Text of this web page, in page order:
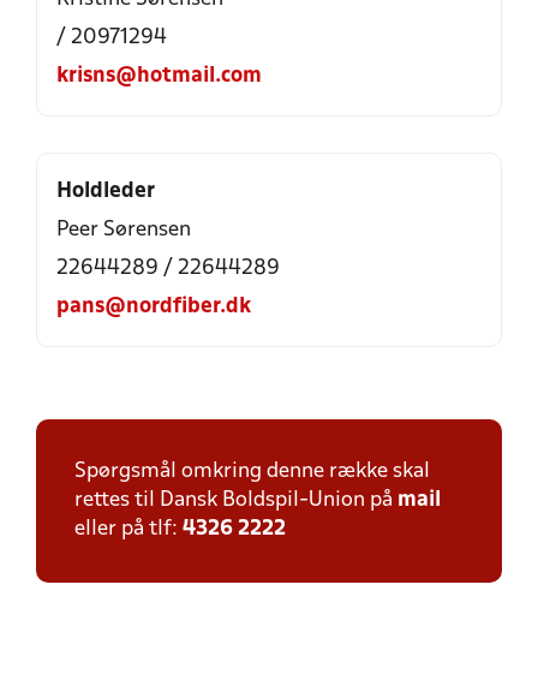
/ 20971294
krisns@hotmail.com
Holdleder
Peer Sørensen
22644289 / 22644289
pans@nordfiber.dk
Spørgsmål omkring denne række skal
rettes til Dansk Boldspil-Union på mail
eller på tlf: 4326 2222